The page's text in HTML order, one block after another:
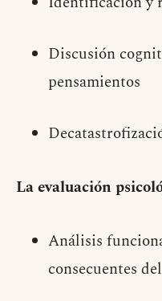
Discusión
pensamientos
La evaluación
Análisis
consecuentes